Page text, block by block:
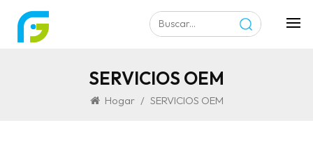
SERVICIOS OEM
Hogar / SERVICIOS OEM